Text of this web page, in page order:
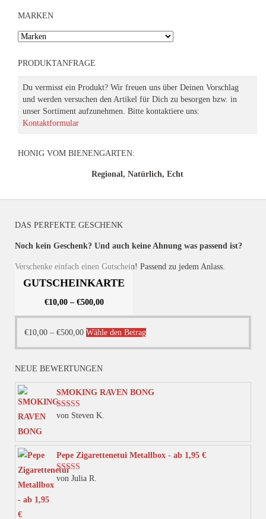
MARKEN
PRODUKTANFRAGE
Du vermisst ein Produkt? Wir freuen uns über Deinen Vorschlag
und werden versuchen den Artikel für Dich zu besorgen bzw. in
unser Sortiment aufzunehmen. Bitte kontaktiere uns:
Kontaktformular
HONIG VOM BIENENGARTEN:
Regional, Natürlich, Echt
DAS PERFEKTE GESCHENK
Noch kein Geschenk? Und auch keine Ahnung was passend ist?
Verschenke einfach einen Gutschein! Passend zu jedem Anlass.
GUTSCHEINKARTE
€10,00– €500,00
€10,00 – €500,00 Wähle den BetragDieses
Produkt
Varianten
können
NEUE BEWERTUNGEN
SMOKING RAVEN BONG
Bewertet mit
von Steven K.
Pepe Zigarettenetui Metallbox - ab 1,95 €
Bewertet mit
von Julia R.